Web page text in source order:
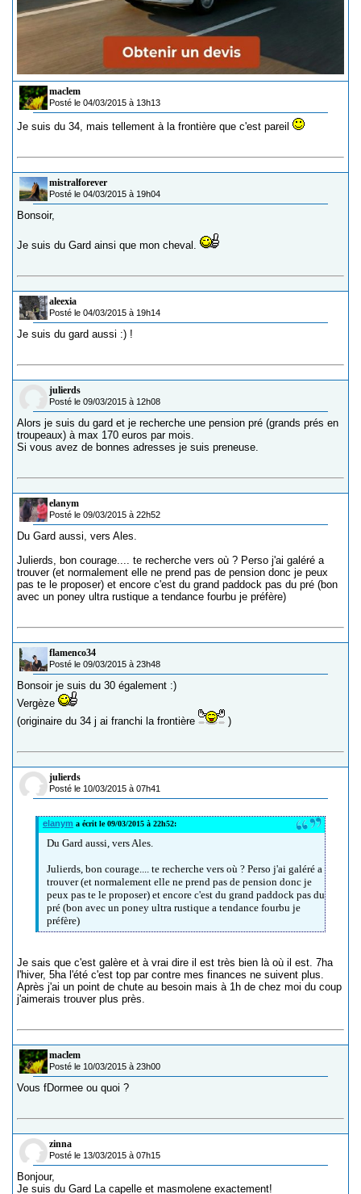
maclem
Posté le 04/03/2015 à 13h13
Je suis du 34, mais tellement à la frontière que c'est pareil
mistralforever
Posté le 04/03/2015 à 19h04
Bonsoir,
Je suis du Gard ainsi que mon cheval.
aleexia
Posté le 04/03/2015 à 19h14
Je suis du gard aussi :) !
julierds
Posté le 09/03/2015 à 12h08
Alors je suis du gard et je recherche une pension pré (grands prés en
troupeaux) à max 170 euros par mois.
Si vous avez de bonnes adresses je suis preneuse.
elanym
Posté le 09/03/2015 à 22h52
Du Gard aussi, vers Ales.
Julierds, bon courage.... te recherche vers où ? Perso j'ai galéré a
trouver (et normalement elle ne prend pas de pension donc je peux
pas te le proposer) et encore c'est du grand paddock pas du pré (bon
avec un poney ultra rustique a tendance fourbu je préfère)
flamenco34
Posté le 09/03/2015 à 23h48
Bonsoir je suis du 30 également :)
Vergèze
(originaire du 34 j ai franchi la frontière
)
julierds
Posté le 10/03/2015 à 07h41
elanym a écrit le 09/03/2015 à 22h52:
Du Gard aussi, vers Ales.
Julierds, bon courage.... te recherche vers où ? Perso j'ai galéré a
trouver (et normalement elle ne prend pas de pension donc je
peux pas te le proposer) et encore c'est du grand paddock pas du
pré (bon avec un poney ultra rustique a tendance fourbu je
préfère)
Je sais que c'est galère et à vrai dire il est très bien là où il est. 7ha
l'hiver, 5ha l'été c'est top par contre mes finances ne suivent plus.
Après j'ai un point de chute au besoin mais à 1h de chez moi du coup
j'aimerais trouver plus près.
maclem
Posté le 10/03/2015 à 23h00
Vous fDormee ou quoi ?
zinna
Posté le 13/03/2015 à 07h15
Bonjour,
Je suis du Gard La capelle et masmolene exactement!